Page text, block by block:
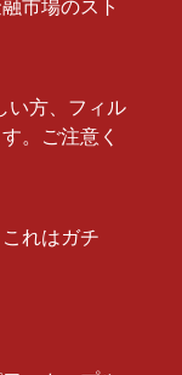
市場のスト
い方、フィル
。ご注意く
れはガチ